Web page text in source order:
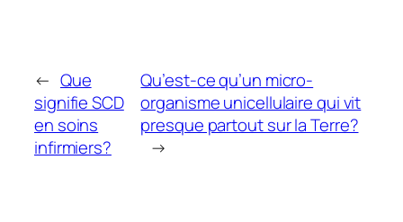
← Que
signifie SCD
en soins
infirmiers?
Qu’est-ce qu’un micro-
organisme unicellulaire qui vit
presque partout sur la Terre?
→